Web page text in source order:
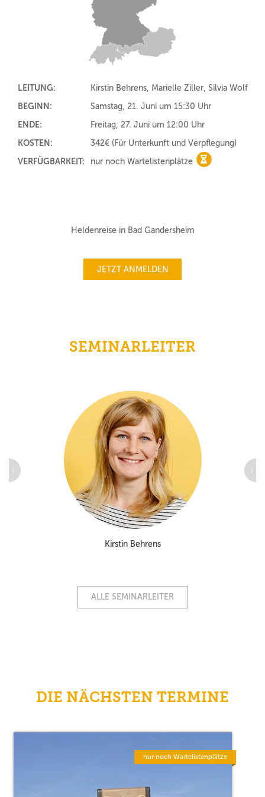
LEITUNG:
Kirstin Behrens, Marielle Ziller, Silvia Wolf
BEGINN:
Samstag, 21. Juni um 15:30 Uhr
ENDE:
Freitag, 27. Juni um 12:00 Uhr
KOSTEN:
342€ (Für Unterkunft und Verpflegung)
VERFÜGBARKEIT:
nur noch Wartelistenplätze nur noch
Heldenreise in Bad Gandersheim
JETZT ANMELDEN
SEMINARLEITER
Kirstin Behrens
ALLE SEMINARLEITER
DIE NÄCHSTEN TERMINE
nur noch Wartelistenplätze